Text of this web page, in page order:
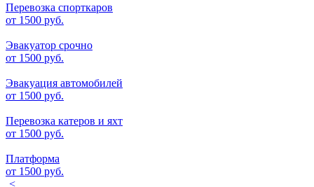
Перевозка спорткаров
от 1500 руб.
Эвакуатор срочно
от 1500 руб.
Эвакуация автомобилей
от 1500 руб.
Перевозка катеров и яхт
от 1500 руб.
Платформа
от 1500 руб.
<